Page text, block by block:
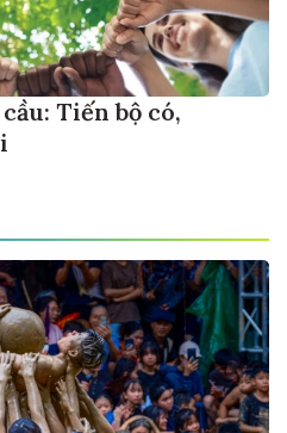
Tiến bộ có,